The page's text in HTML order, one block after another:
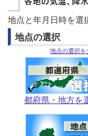
地点と年月日時を選
地点の選択
地点の選択を
都府県・地方を